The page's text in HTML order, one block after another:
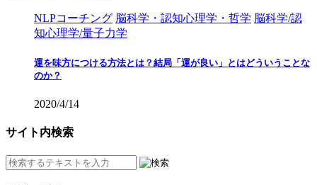
NLPコーチング 脳科学・認知心理学・哲学 脳科学/認
知心理学/量子力学
運を味方につける方法とは？結局「運が良い」とはどういうことな
のか？
2020/4/14
サイト内検索